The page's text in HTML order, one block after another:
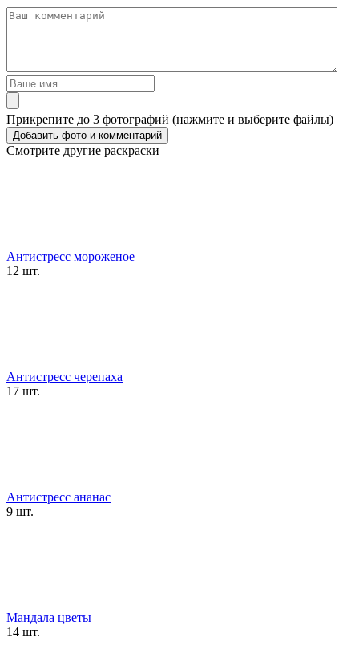
Прикрепите до 3 фотографий (нажмите и выберите файлы)
Смотрите другие раскраски
Антистресс мороженое
12 шт.
Антистресс черепаха
17 шт.
Антистресс ананас
9 шт.
Мандала цветы
14 шт.